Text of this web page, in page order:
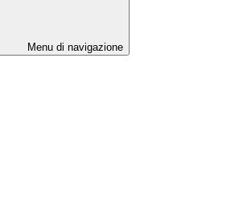
Menu di navigazione